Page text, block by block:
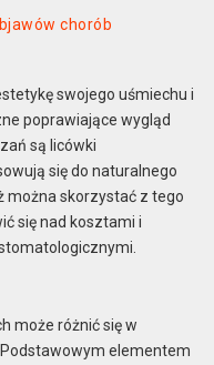
chorób
swojego uśmiechu i
poprawiające wygląd
są licówki
się do naturalnego
można skorzystać z tego
się nad kosztami i
może różnić się w
elementem